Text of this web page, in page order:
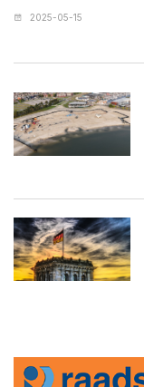
2025-05-15